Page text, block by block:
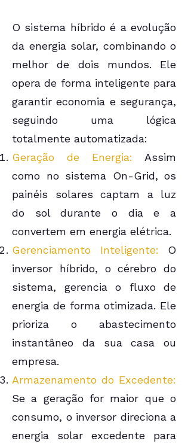
O sistema híbrido é a evolução
da energia solar, combinando o
melhor de dois mundos. Ele
opera de forma inteligente para
garantir economia e segurança,
seguindo uma lógica
totalmente automatizada:
Geração de Energia: Assim
como no sistema On-Grid, os
painéis solares captam a luz
do sol durante o dia e a
convertem em energia elétrica.
Gerenciamento Inteligente: O
inversor híbrido, o cérebro do
sistema, gerencia o fluxo de
energia de forma otimizada. Ele
prioriza o abastecimento
instantâneo da sua casa ou
empresa.
Armazenamento do Excedente:
Se a geração for maior que o
consumo, o inversor direciona a
energia solar excedente para